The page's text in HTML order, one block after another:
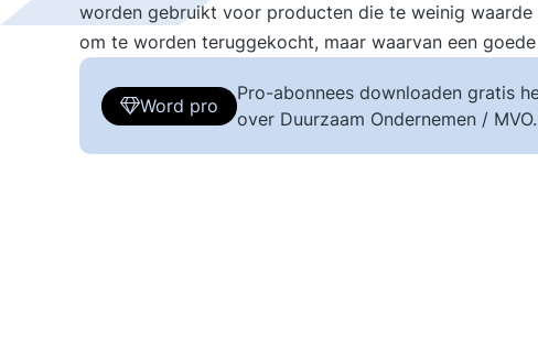
worden gebruikt voor producten die te weinig
om te worden teruggekocht, maar waarvan een
Word pro
Pro-abonnees downloaden gratis
over Duurzaam Ondernemen / MVO.